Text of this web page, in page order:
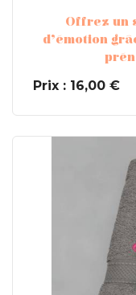
Offrez un
d’émotion
Prix : 16,00 €